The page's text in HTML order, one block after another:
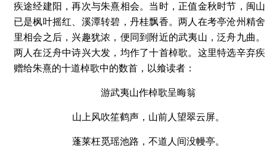
疾途经建阳，再次与朱熹相会。当时，正值金秋时节，闽山
已是枫叶摇红、溪潭转碧，丹桂飘香。两人在考亭沧州精舍
里相会之后，兴趣犹浓，便同到附近的武夷山，泛舟九曲。
两人在泛舟中诗兴大发，均作了十首棹歌。这里特选辛弃疾
赠给朱熹的十道棹歌中的数首，以飨读者：
游武夷山作棹歌呈晦翁
山上风吹笙鹤声，山前人望翠云屏。
蓬莱枉觅瑶池路，不道人间没幔亭。